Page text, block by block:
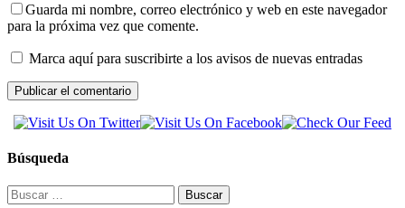
Guarda mi nombre, correo electrónico y web en este navegador
para la próxima vez que comente.
Marca aquí para suscribirte a los avisos de nuevas entradas
Búsqueda
Buscar: